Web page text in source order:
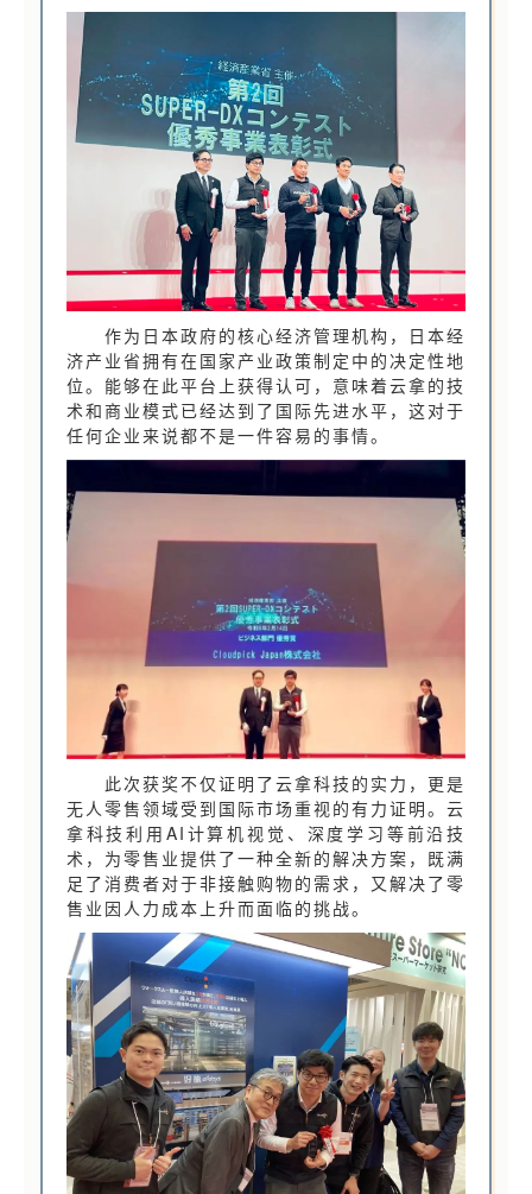
作为日本政府的核心经济管理机构，日本经
济产业省拥有在国家产业政策制定中的决定性地
位。能够在此平台上获得认可，意味着云拿的技
术和商业模式已经达到了国际先进水平，这对于
任何企业来说都不是一件容易的事情。
此次获奖不仅证明了云拿科技的实力，更是
无人零售领域受到国际市场重视的有力证明。云
拿科技利用AI计算机视觉、深度学习等前沿技
术，为零售业提供了一种全新的解决方案，既满
足了消费者对于非接触购物的需求，又解决了零
售业因人力成本上升而面临的挑战。